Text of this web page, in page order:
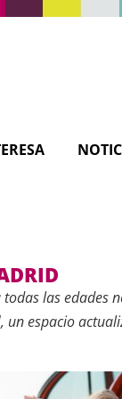
las edades
, un espacio